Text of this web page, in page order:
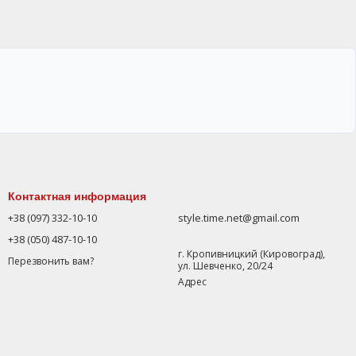
Контактная информация
+38 (097) 332-10-10
+38 (050) 487-10-10
Перезвонить вам?
style.time.net@gmail.com
г. Кропивницкий (Кировоград),
ул. Шевченко, 20/24
Адрес